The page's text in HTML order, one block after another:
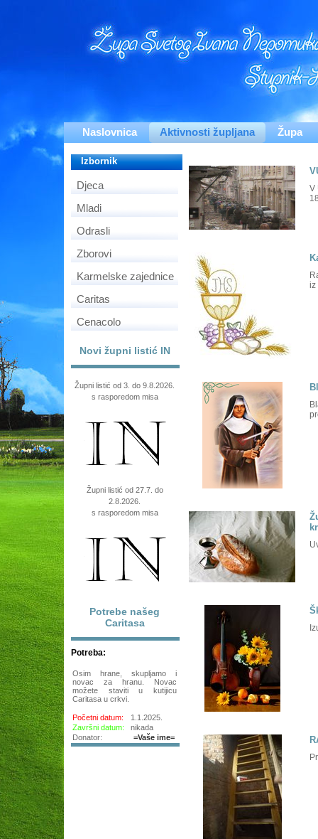
Naslovnica Aktivnosti župljana Župa
Izbornik
Djeca
Mladi
Odrasli
Zborovi
Karmelske zajednice
Caritas
Cenacolo
Novi župni listić IN
Župni listić od 3. do 9.8.2026.
s rasporedom misa
Župni listić od 27.7. do
2.8.2026.
s rasporedom misa
Potrebe našeg
Caritasa
Potreba:
Osim hrane, skupljamo i
novac za hranu. Novac
možete staviti u kutijicu
Caritasa u crkvi.
Početni datum:
1.1.2025.
Završni datum:
nikada
Donator:
=Vaše ime=
V
iz